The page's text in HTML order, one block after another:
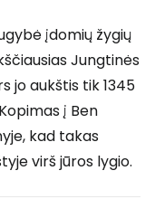
įdomių žygių
Jungtinės
jo aukštis tik 1345
į Ben
kad takas
virš jūros lygio.